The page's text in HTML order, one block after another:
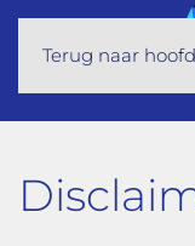
Terug naar